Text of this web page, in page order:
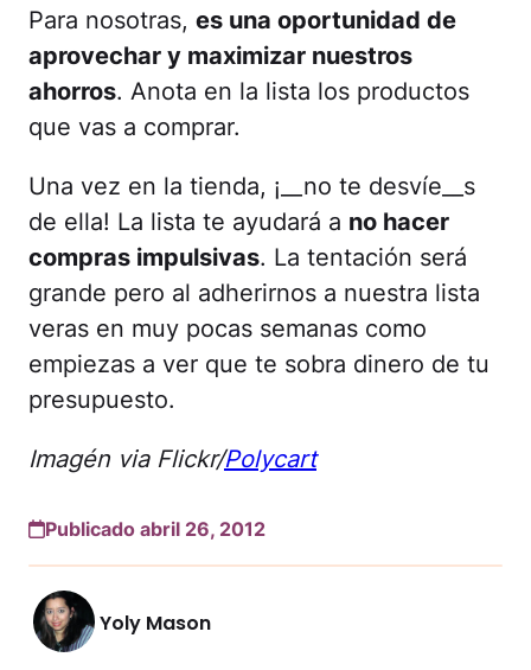
Para nosotras, es una oportunidad de
aprovechar y maximizar nuestros
ahorros. Anota en la lista los productos
que vas a comprar.
Una vez en la tienda, ¡__no te desvíe__s
de ella! La lista te ayudará a no hacer
compras impulsivas. La tentación será
grande pero al adherirnos a nuestra lista
veras en muy pocas semanas como
empiezas a ver que te sobra dinero de tu
presupuesto.
Imagén via Flickr/Polycart
Publicado abril 26, 2012
Yoly Mason